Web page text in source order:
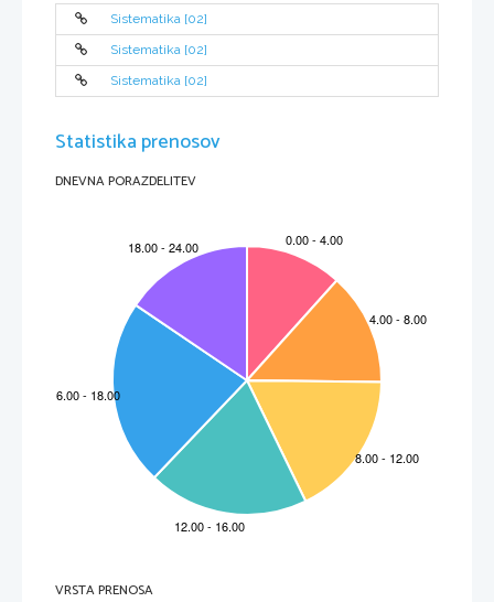
Sistematika [02]
Sistematika [02]
Sistematika [02]
Statistika prenosov
DNEVNA PORAZDELITEV
VRSTA PRENOSA